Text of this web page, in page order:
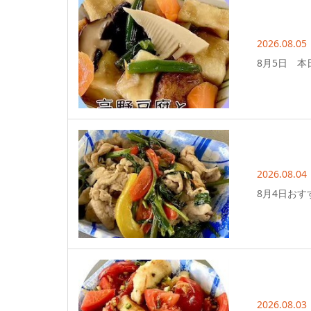
2026.08.05
8月5日 本
2026.08.04
8月4日おす
2026.08.03